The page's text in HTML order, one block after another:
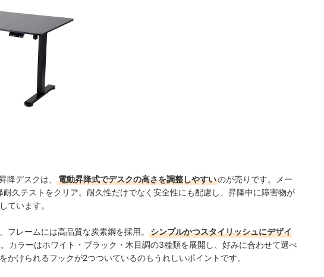
降デスクは、 電動昇降式でデスクの高さを調整しやすいのが売りです。
メー
耐久テストをクリア。耐久性だけでなく安全性にも配慮し、 昇降中に障害物が
ています。
フレームには高品質な炭素鋼を採用。
シンプルかつスタイリッシュにデザイ
。カラーはホワイト・ブラック・木目調の3種類を展開し、好みに合わせて選べ
かけられるフックが2つついているのもうれしいポイントです。